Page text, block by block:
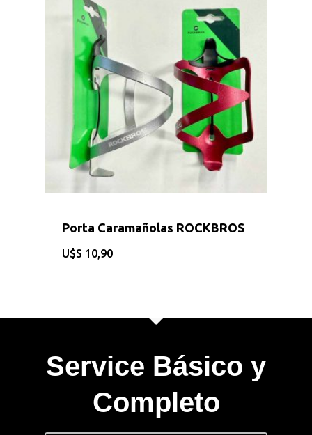
Porta Caramañolas ROCKBROS
$ 10,90
Service Básico y
Completo
DEPORTES
FITNESS
JUGUETES